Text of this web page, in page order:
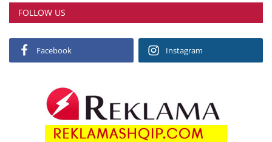
FOLLOW US
Facebook Instagram